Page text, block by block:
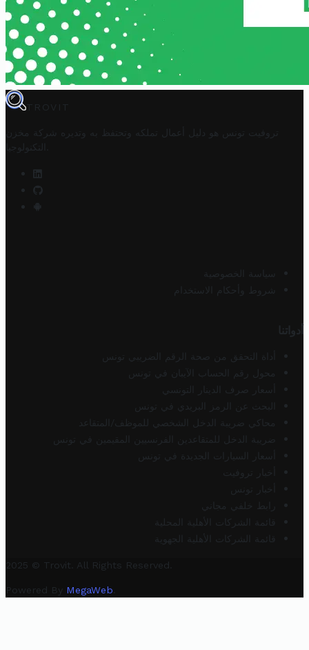
TROVIT
تروفيت تونس هو دليل أعمال تملكه وتحتفظ به وتديره
شركة مخزن
التكنولوجيا
سياسة الخصوصية
شروط وأحكام الاستخدام
أدواتنا
أداة التحقق من صحة الرقم الضريبي تونس
محول رقم الحساب الآيبان في تونس
أسعار صرف الدينار التونسي
البحث عن الرمز البريدي في تونس
محاكي ضريبة الدخل الشخصي للموظف/المتقاعد
ضريبة الدخل للمتقاعدين الفرنسيين المقيمين في تونس
أسعار السيارات الجديدة في تونس
أخبار تروفيت
أخبار تونس
رابط خلفي مجاني
قائمة الشركات الأهلية المحلية
قائمة الشركات الأهلية الجهوية
2025 © Trovit. All Rights Reserved.
Powered By MegaWeb